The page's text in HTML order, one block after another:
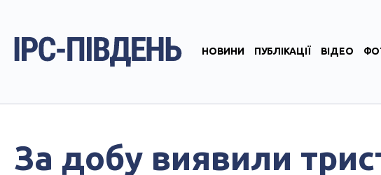
НОВИНИ ПУБЛІКАЦІЇ ВІДЕО
За добу виявили